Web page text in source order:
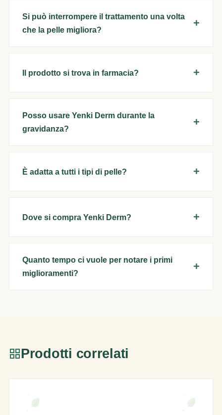
Si può interrompere il trattamento una volta
che la pelle migliora?
Il prodotto si trova in farmacia?
Posso usare Yenki Derm durante la
gravidanza?
È adatta a tutti i tipi di pelle?
Dove si compra Yenki Derm?
Quanto tempo ci vuole per notare i primi
miglioramenti?
Prodotti correlati